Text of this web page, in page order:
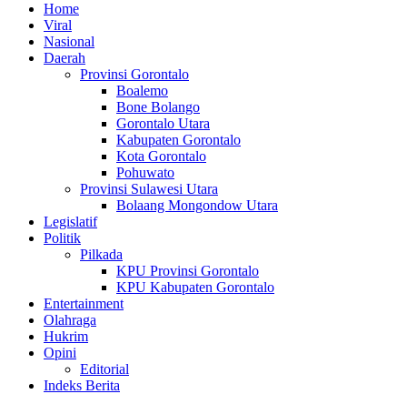
Home
Viral
Nasional
Daerah
Provinsi Gorontalo
Boalemo
Bone Bolango
Gorontalo Utara
Kabupaten Gorontalo
Kota Gorontalo
Pohuwato
Provinsi Sulawesi Utara
Bolaang Mongondow Utara
Legislatif
Politik
Pilkada
KPU Provinsi Gorontalo
KPU Kabupaten Gorontalo
Entertainment
Olahraga
Hukrim
Opini
Editorial
Indeks Berita